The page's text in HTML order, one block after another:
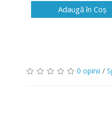
Adaugă în Coş
0 opinii /